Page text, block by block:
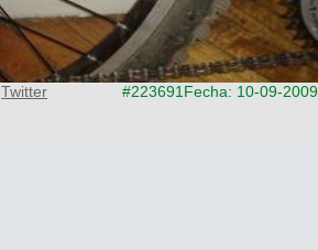
Twitter
#223691 Fecha: 10-09-2009